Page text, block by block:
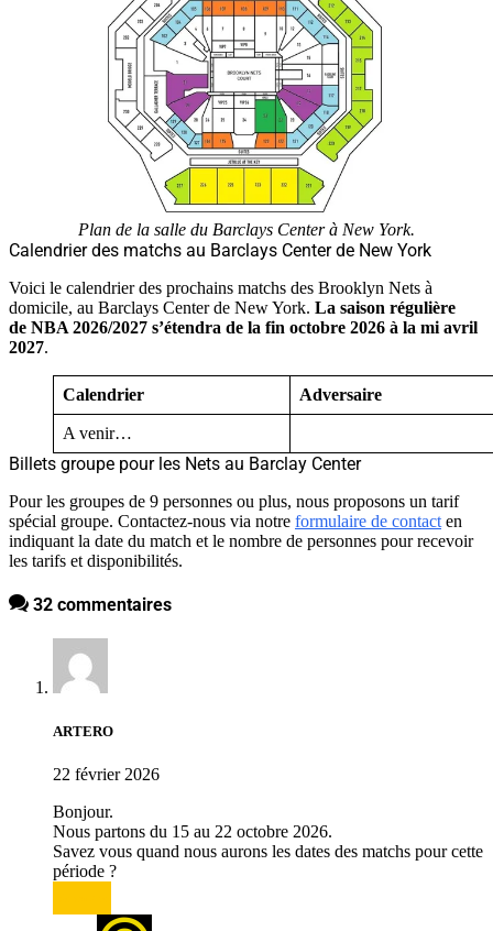
Plan de la salle du Barclays Center à New York.
Calendrier des matchs au Barclays Center de New York
Voici le calendrier des prochains matchs des Brooklyn Nets à
domicile, au Barclays Center de New York. La saison régulière
de NBA 2026/2027 s’étendra de la fin octobre 2026 à la mi avril
2027.
Calendrier Adversaire
A venir…
Billets groupe pour les Nets au Barclay Center
Pour les groupes de 9 personnes ou plus, nous proposons un tarif
spécial groupe. Contactez-nous via notre formulaire de contact en
indiquant la date du match et le nombre de personnes pour recevoir
les tarifs et disponibilités.
32 commentaires
ARTERO
22 février 2026
Bonjour.
Nous partons du 15 au 22 octobre 2026.
Savez vous quand nous aurons les dates des matchs pour cette
période ?